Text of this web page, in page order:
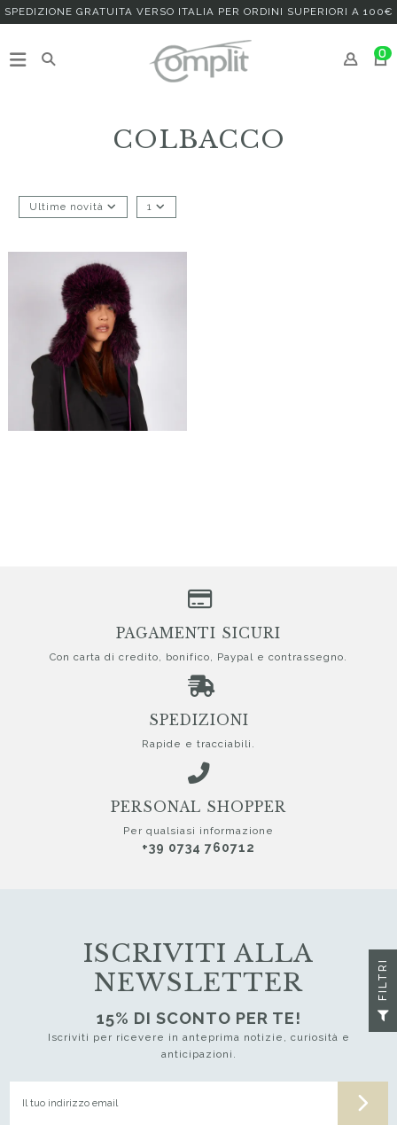
SPEDIZIONE GRATUITA VERSO ITALIA PER ORDINI SUPERIORI A 100€
0
COLBACCO
Ultime novità 1
Virelda
112,00 €
ISCRIVITI ALLA
NEWSLETTER
15% DI SCONTO PER TE!
Iscriviti per ricevere in anteprima notizie, curiosità e
anticipazioni.
PAGAMENTI SICURI
Con carta di credito, bonifico, Paypal e contrassegno.
SPEDIZIONI
Rapide e tracciabili.
PERSONAL SHOPPER
Per qualsiasi informazione
+39 0734 760712
I